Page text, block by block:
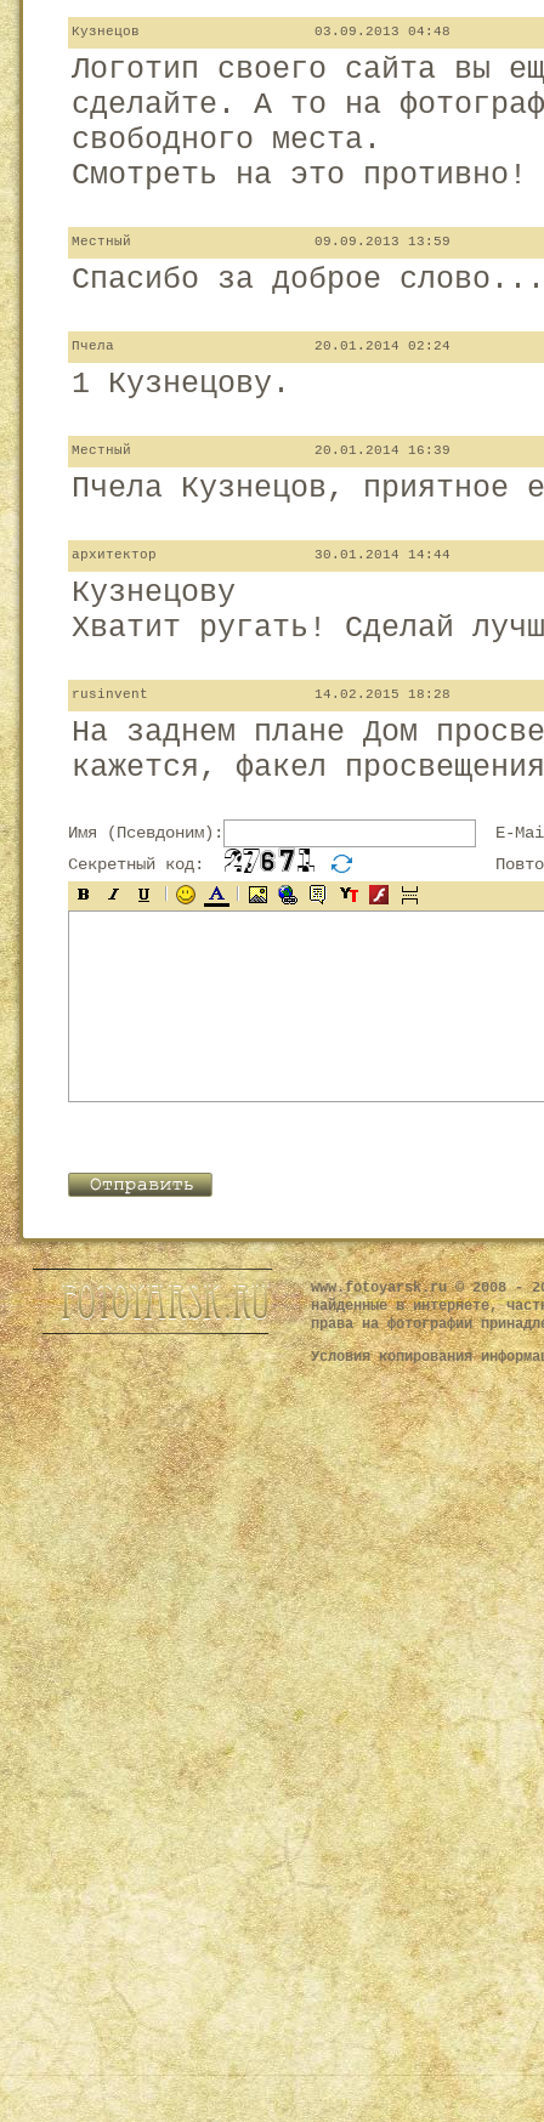
Кузнецов 03.09.2013 04:48
Логотип своего сайта вы
сделайте. А то на
свободного места.
Смотреть на это противно!
Местный 09.09.2013 13:59
Спасибо за доброе слово...
Пчела 20.01.2014 02:24
1 Кузнецову.
Местный 20.01.2014 16:39
Пчела Кузнецов, приятное
архитектор 30.01.2014 14:44
Кузнецову
Хватит ругать! Сделай
rusinvent 14.02.2015 18:28
На заднем плане Дом
кажется, факел просвещения
Имя (Псевдоним):
E-
Секретный код:
www.fotoyarsk.ru © 2008 -
найденные в интернете,
права на фотографии
Условия копирования